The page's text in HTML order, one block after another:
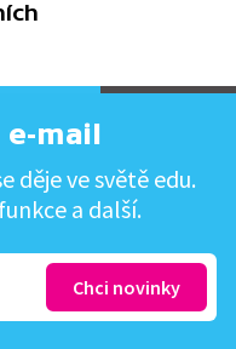
e-mail
děje ve světě edu.
a další.